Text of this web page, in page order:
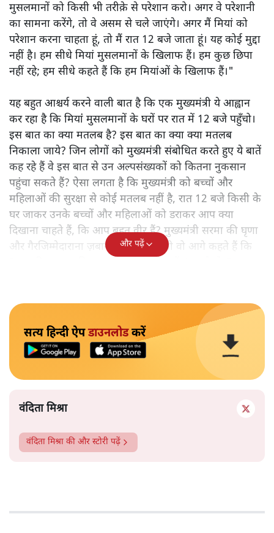
मुसलमानों को किसी भी तरीक़े से परेशान करो। अगर वे परेशानी
का सामना करेंगे, तो वे असम से चले जाएंगे। अगर मैं मियां को
परेशान करना चाहता हूं, तो मैं रात 12 बजे जाता हूं। यह कोई मुद्दा
नहीं है। हम सीधे मियां मुसलमानों के खिलाफ हैं। हम कुछ छिपा
नहीं रहे; हम सीधे कहते हैं कि हम मियांओं के खिलाफ हैं।"
यह बहुत आश्चर्य करने वाली बात है कि एक मुख्यमंत्री ये आह्वान
कर रहा है कि मियांं मुसलमानों के घरों पर रात में 12 बजे पहुँचो।
इस बात का क्या मतलब है? इस बात का क्या क्या मतलब
निकाला जाये? जिन लोगों को मुख्यमंत्री संबोधित करते हुए ये बातें
कह रहे हैं वे इस बात से उन अल्पसंख्यकों को कितना नुकसान
पहुंचा सकते हैं? ऐसा लगता है कि मुख्यमंत्री को बच्चों और
महिलाओं की सुरक्षा से कोई मतलब नहीं है, रात 12 बजे किसी के
घर जाकर उनके बच्चों और महिलाओं को डराकर आप क्या
दिखाना चाहते हैं, कि आप बहुत वीर हैं? मुख्यमंत्री सरमा की घृणा
और गैरजिम्मेदाराना ज़बान यहीं नहीं रुकती वो आगे कहते हैं कि
और पढ़ें
सत्य हिन्दी ऐपडाउनलोडकरें
वंदिता मिश्रा
वंदिता मिश्रा की और स्टोरी पढ़ें